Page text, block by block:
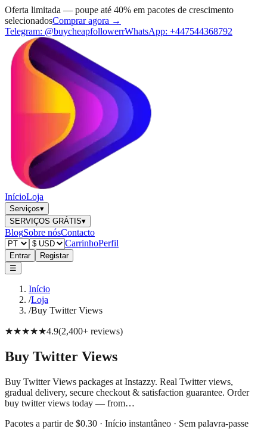
Oferta limitada — poupe até 40% em pacotes de crescimento
selecionadosComprar agora →
Telegram: @buycheapfollowerrWhatsApp: +447544368792
InícioLoja
Serviços▾
SERVIÇOS GRÁTIS▾
BlogSobre nósContacto
CarrinhoPerfil
Entrar
Registar
☰
Início
/Loja
/Buy Twitter Views
★★★★★4.9(2,400+ reviews)
Buy Twitter Views
Buy Twitter Views packages at Instazzy. Real Twitter views,
gradual delivery, secure checkout & satisfaction guarantee. Order
buy twitter views today — from…
Pacotes a partir de $0.30 · Início instantâneo · Sem palavra-passe